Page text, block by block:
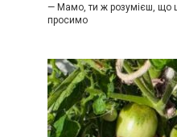
— Мамо, ти ж розумієш, що
просимо